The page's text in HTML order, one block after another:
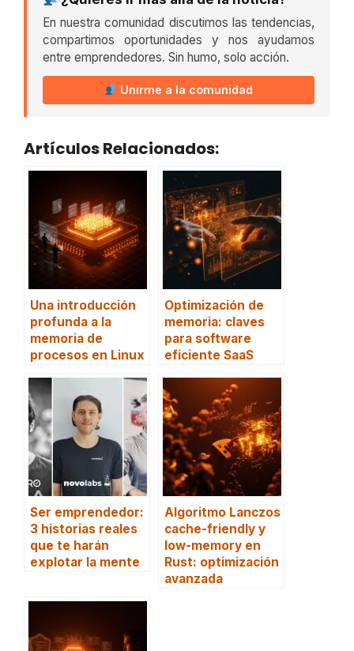
En nuestra comunidad discutimos las tendencias,
compartimos oportunidades y nos ayudamos
entre emprendedores. Sin humo, solo acción.
Unirme a la comunidad
Artículos Relacionados:
Una introducción
profunda a la
memoria de
procesos en Linux
Optimización de
memoria: claves
para software
eficiente SaaS
Ser emprendedor:
3 historias reales
que te harán
explotar la mente
Algoritmo Lanczos
cache-friendly y
low-memory en
Rust: optimización
avanzada